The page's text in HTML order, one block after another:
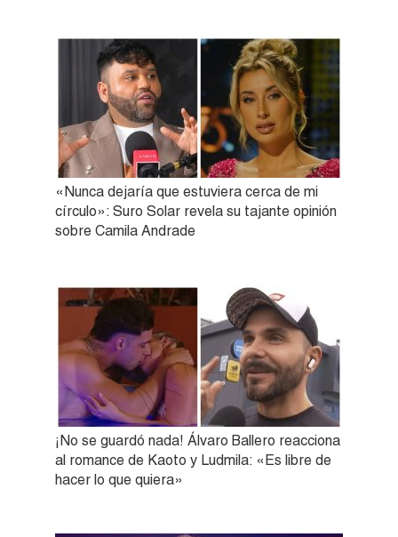
«Nunca dejaría que estuviera cerca de mi
círculo»: Suro Solar revela su tajante opinión
sobre Camila Andrade
¡No se guardó nada! Álvaro Ballero reacciona
al romance de Kaoto y Ludmila: «Es libre de
hacer lo que quiera»